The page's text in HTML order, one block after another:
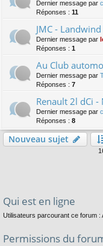
Dernier message par
Réponses : 11
JMC - Landwind
Dernier message par
Réponses : 1
Au Club
Dernier message par
Réponses : 7
Renault 2l dCi
Dernier message par
Réponses : 8
Nouveau sujet
Qui est en ligne
Utilisateurs parcourant ce forum :
Permissions du